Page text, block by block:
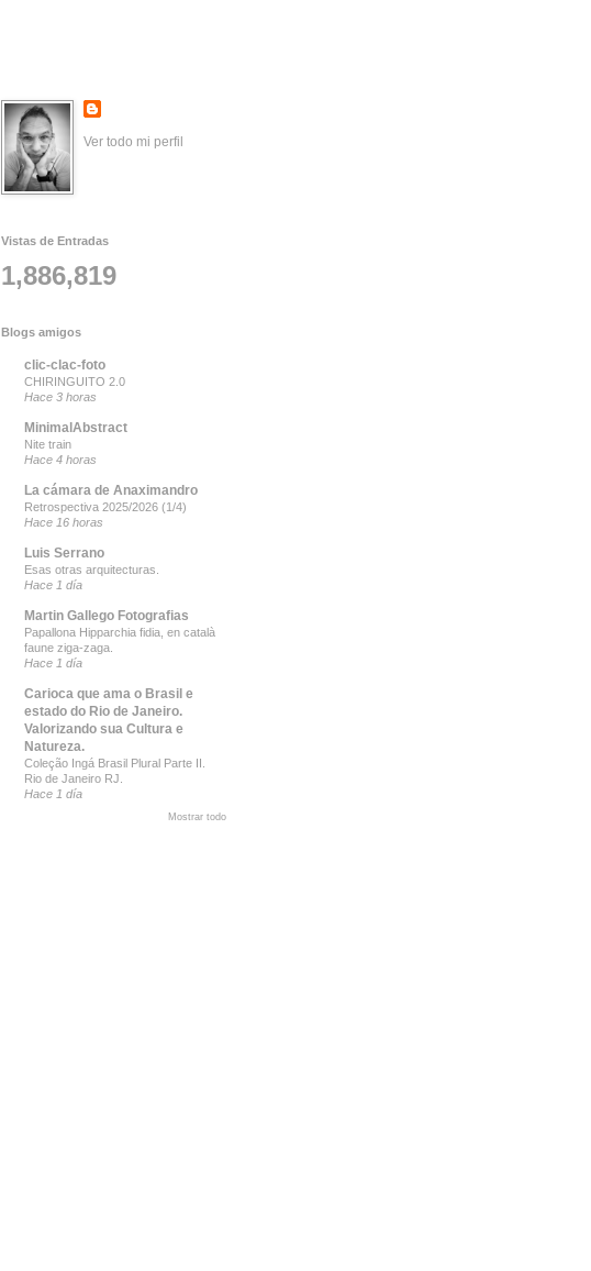
Ver todo mi perfil
Vistas de Entradas
1,886,819
Blogs amigos
clic-clac-foto
CHIRINGUITO 2.0
Hace 3 horas
MinimalAbstract
Nite train
Hace 4 horas
La cámara de Anaximandro
Retrospectiva 2025/2026 (1/4)
Hace 16 horas
Luis Serrano
Esas otras arquitecturas.
Hace 1 día
Martin Gallego Fotografias
Papallona Hipparchia fidia, en català
faune ziga-zaga.
Hace 1 día
Carioca que ama o Brasil e
estado do Rio de Janeiro.
Valorizando sua Cultura e
Natureza.
Coleção Ingá Brasil Plural Parte II.
Rio de Janeiro RJ.
Hace 1 día
Mostrar todo